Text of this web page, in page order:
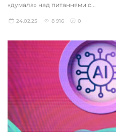
«думала» над питаннями с...
24.02.25 8 916 0